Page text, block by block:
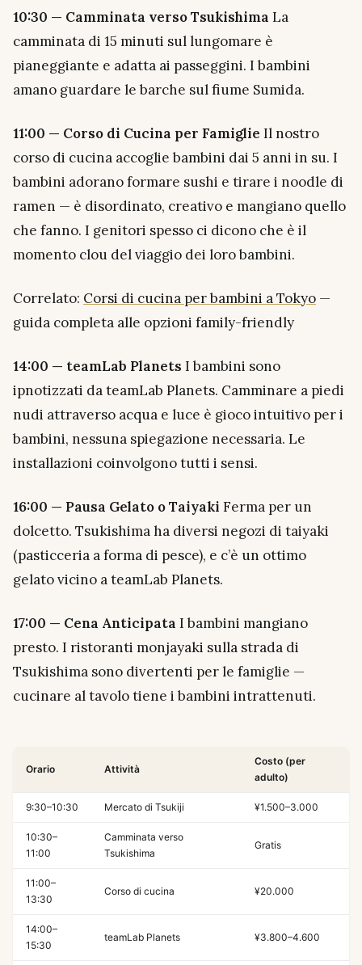
10:30 — Camminata verso Tsukishima La
camminata di 15 minuti sul lungomare è
pianeggiante e adatta ai passeggini. I bambini
amano guardare le barche sul fiume Sumida.
11:00 — Corso di Cucina per Famiglie Il nostro
corso di cucina accoglie bambini dai 5 anni in su. I
bambini adorano formare sushi e tirare i noodle di
ramen — è disordinato, creativo e mangiano quello
che fanno. I genitori spesso ci dicono che è il
momento clou del viaggio dei loro bambini.
Correlato: Corsi di cucina per bambini a Tokyo —
guida completa alle opzioni family-friendly
14:00 — teamLab Planets I bambini sono
ipnotizzati da teamLab Planets. Camminare a piedi
nudi attraverso acqua e luce è gioco intuitivo per i
bambini, nessuna spiegazione necessaria. Le
installazioni coinvolgono tutti i sensi.
16:00 — Pausa Gelato o Taiyaki Ferma per un
dolcetto. Tsukishima ha diversi negozi di taiyaki
(pasticceria a forma di pesce), e c’è un ottimo
gelato vicino a teamLab Planets.
17:00 — Cena Anticipata I bambini mangiano
presto. I ristoranti monjayaki sulla strada di
Tsukishima sono divertenti per le famiglie —
cucinare al tavolo tiene i bambini intrattenuti.
Orario Attività
Costo (per
adulto)
9:30–10:30 Mercato di Tsukiji ¥1.500–3.000
10:30–
11:00
Camminata verso
Tsukishima
Gratis
11:00–
13:30
Corso di cucina ¥20.000
14:00–
15:30
teamLab Planets ¥3.800–4.600